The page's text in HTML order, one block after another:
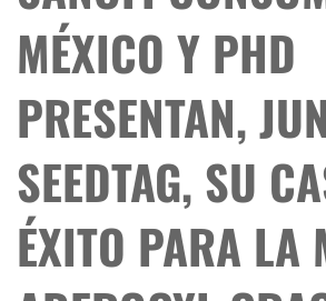
MÉXICO Y PHD
PRESENTAN,
SEEDTAG, SU
ÉXITO PARA LA